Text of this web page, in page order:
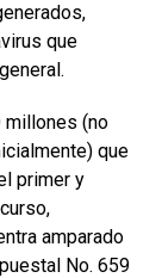
que
millones (no
que
primer y
amparado
No. 659